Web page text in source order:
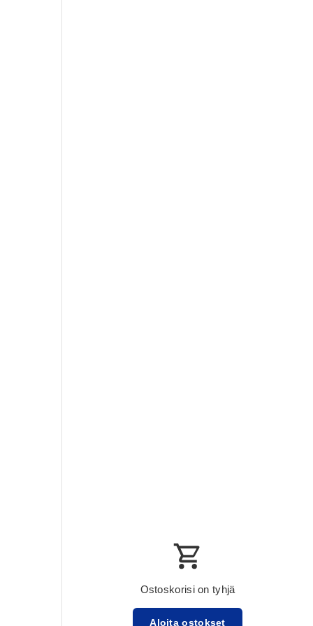
Ostoskorisi on tyhjä
Aloita ostokset